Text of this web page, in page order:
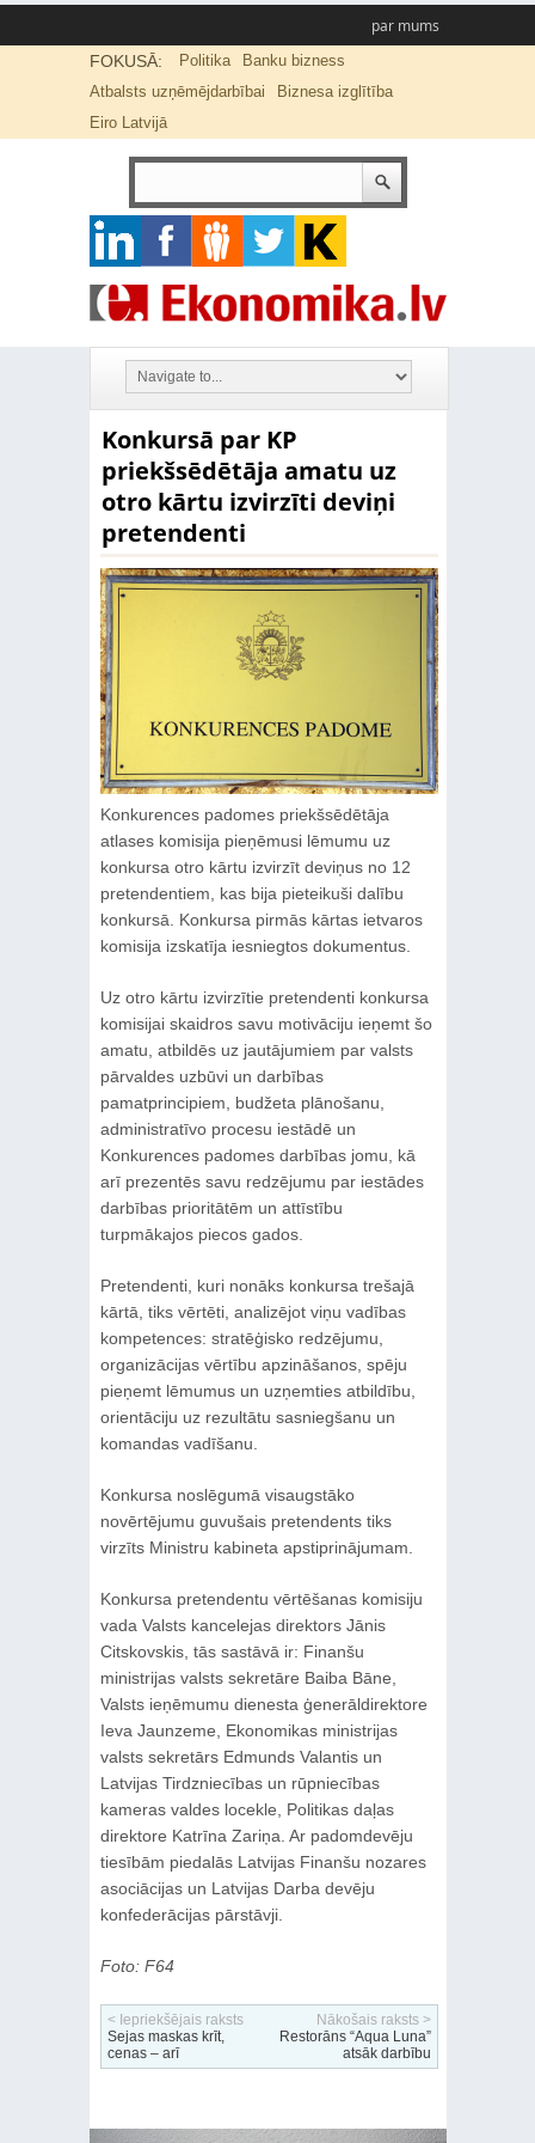
par mums
FOKUSĀ: Politika
Banku bizness
Atbalsts uzņēmējdarbībai
Biznesa izglītība
Eiro Latvijā
Konkursā par KP
priekšsēdētāja amatu uz
otro kārtu izvirzīti deviņi
pretendenti
Konkurences padomes priekšsēdētāja
atlases komisija pieņēmusi lēmumu uz
konkursa otro kārtu izvirzīt deviņus no 12
pretendentiem, kas bija pieteikuši dalību
konkursā. Konkursa pirmās kārtas ietvaros
komisija izskatīja iesniegtos dokumentus.
Uz otro kārtu izvirzītie pretendenti konkursa
komisijai skaidros savu motivāciju ieņemt šo
amatu, atbildēs uz jautājumiem par valsts
pārvaldes uzbūvi un darbības
pamatprincipiem, budžeta plānošanu,
administratīvo procesu iestādē un
Konkurences padomes darbības jomu, kā
arī prezentēs savu redzējumu par iestādes
darbības prioritātēm un attīstību
turpmākajos piecos gados.
Pretendenti, kuri nonāks konkursa trešajā
kārtā, tiks vērtēti, analizējot viņu vadības
kompetences: stratēģisko redzējumu,
organizācijas vērtību apzināšanos, spēju
pieņemt lēmumus un uzņemties atbildību,
orientāciju uz rezultātu sasniegšanu un
komandas vadīšanu.
Konkursa noslēgumā visaugstāko
novērtējumu guvušais pretendents tiks
virzīts Ministru kabineta apstiprinājumam.
Konkursa pretendentu vērtēšanas komisiju
vada Valsts kancelejas direktors Jānis
Citskovskis, tās sastāvā ir: Finanšu
ministrijas valsts sekretāre Baiba Bāne,
Valsts ieņēmumu dienesta ģenerāldirektore
Ieva Jaunzeme, Ekonomikas ministrijas
valsts sekretārs Edmunds Valantis un
Latvijas Tirdzniecības un rūpniecības
kameras valdes locekle, Politikas daļas
direktore Katrīna Zariņa. Ar padomdevēju
tiesībām piedalās Latvijas Finanšu nozares
asociācijas un Latvijas Darba devēju
konfederācijas pārstāvji.
Foto: F64
< Iepriekšējais raksts
Sejas maskas krīt,
cenas – arī
Nākošais raksts >
Restorāns “Aqua Luna”
atsāk darbību